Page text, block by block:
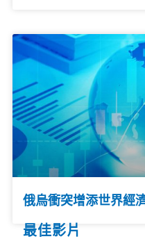
俄烏衝突增添世界經
最佳影片